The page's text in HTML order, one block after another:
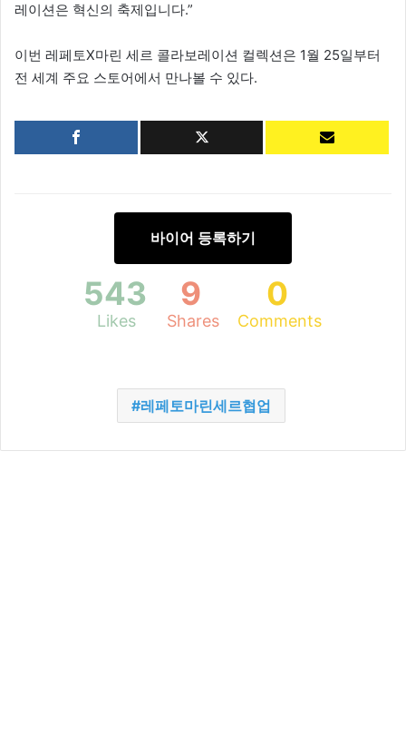
레이션은 혁신의 축제입니다.”
이번 레페토X마린 세르 콜라보레이션 컬렉션은 1월 25일부터
전 세계 주요 스토어에서 만나볼 수 있다.
바이어 등록하기
543
Likes
9
Shares
0
Comments
레페토마린세르협업